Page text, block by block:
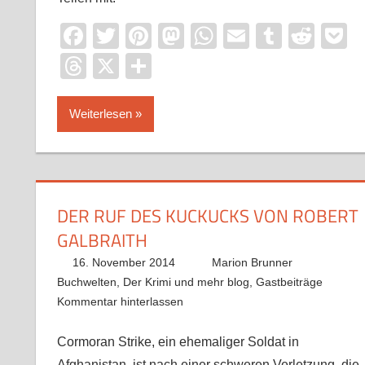
Facebook
TwitterPinterest
Mastodon
WhatsApp
EmailTumblr
Threads
X
Weiterlesen
DER RUF DES KUCKUCKS VON ROBERT
GALBRAITH
16. November 2014
Marion Brunner
Buchwelten
Der Krimi und mehr blog Gastbeiträge
Kommentar hinterlassen
Cormoran Strike, ein ehemaliger Soldat in